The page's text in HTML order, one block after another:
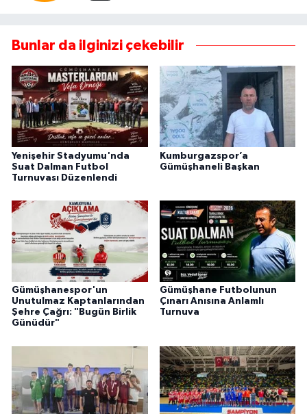
Bunlar da ilginizi çekebilir
Yenişehir Stadyumu'nda
Suat Dalman Futbol
Turnuvası Düzenlendi
Kumburgazspor’a
Gümüşhaneli Başkan
Gümüşhanespor'un
Unutulmaz Kaptanlarından
Şehre Çağrı: "Bugün Birlik
Günüdür"
Gümüşhane Futbolunun
Çınarı Anısına Anlamlı
Turnuva